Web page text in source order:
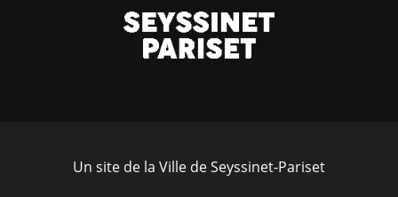
Un site de la Ville de Seyssinet-Pariset